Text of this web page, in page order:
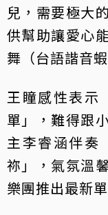
兒，需要極大
供幫助讓愛心
舞（台語諧音
王瞳感性表示
單」，難得跟
主李睿涵伴奏
祢」，氣氛溫
樂團推出最新